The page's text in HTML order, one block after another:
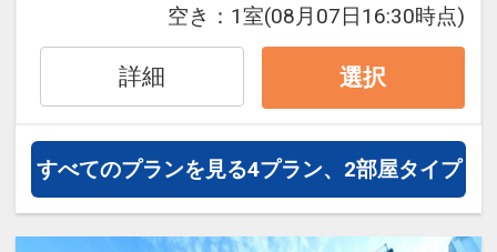
駐車場ご案内
■当館には駐車場がございません。お車
でお越しのお客様は近隣のコインパーキ
ングをご利用ください。
■二輪車の駐車スペースもございませ
ん。
設定期間：2022年6月14日～2027年6月
まるで貸切映画館のようなお部屋で、ホ
テルをもっと快適にお過ごしください。
【アクセス】
・JR日豊本線「宮崎駅」西口から徒歩8
分
空き： 1室(08月07日16:30時点)
詳細 選択
すべてのプランを見る4プラン、2部屋タイプ